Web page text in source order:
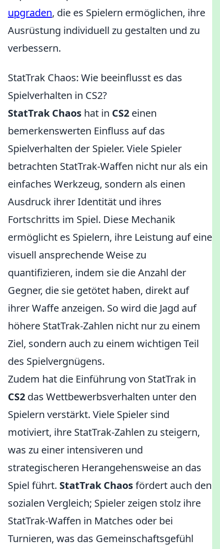
upgraden, die es Spielern ermöglichen, ihre
Ausrüstung individuell zu gestalten und zu
verbessern.
StatTrak Chaos: Wie beeinflusst es das
Spielverhalten in CS2?
StatTrak Chaos hat in CS2 einen
bemerkenswerten Einfluss auf das
Spielverhalten der Spieler. Viele Spieler
betrachten StatTrak-Waffen nicht nur als ein
einfaches Werkzeug, sondern als einen
Ausdruck ihrer Identität und ihres
Fortschritts im Spiel. Diese Mechanik
ermöglicht es Spielern, ihre Leistung auf eine
visuell ansprechende Weise zu
quantifizieren, indem sie die Anzahl der
Gegner, die sie getötet haben, direkt auf
ihrer Waffe anzeigen. So wird die Jagd auf
höhere StatTrak-Zahlen nicht nur zu einem
Ziel, sondern auch zu einem wichtigen Teil
des Spielvergnügens.
Zudem hat die Einführung von StatTrak in
CS2 das Wettbewerbsverhalten unter den
Spielern verstärkt. Viele Spieler sind
motiviert, ihre StatTrak-Zahlen zu steigern,
was zu einer intensiveren und
strategischeren Herangehensweise an das
Spiel führt. StatTrak Chaosfördert auch den
sozialen Vergleich; Spieler zeigen stolz ihre
StatTrak-Waffen in Matches oder bei
Turnieren, was das Gemeinschaftsgefühl